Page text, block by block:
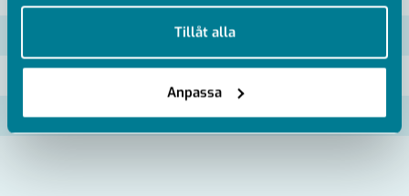
när du har använt deras tjänster.
Tillåt alla
Anpassa
RSK
2462401280